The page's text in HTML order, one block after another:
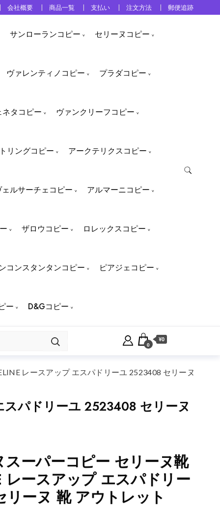
会社概要 商品一覧 支払い 注文方法 郵便追跡
サンローランコピー セリーヌコピー
ヴァレンティノコピー プラダコピー
タコピー ヴァンクリーフコピー
リングコピー アークテリクスコピー
ルサーチェコピー アルマーニコピー
ザロウコピー ロレックスコピー
コンスタンタンコピー ピアジェコピー
ー D&Gコピー
0
¥0
レースアップ エスパドリーユ 2523408 セリーヌ
パドリーユ 2523408 セリーヌ
ーパーコピー セリーヌ靴
レースアップ エスパドリー
ーヌ 靴 アウトレット